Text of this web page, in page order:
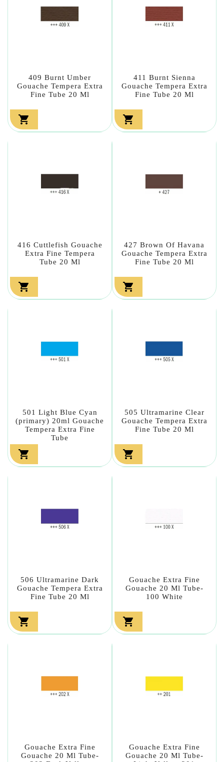
409 Burnt Umber
Gouache Tempera Extra
Fine Tube 20 Ml

411 Burnt Sienna
Gouache Tempera Extra
Fine Tube 20 Ml

416 Cuttlefish Gouache
Extra Fine Tempera
Tube 20 Ml

427 Brown Of Havana
Gouache Tempera Extra
Fine Tube 20 Ml

501 Light Blue Cyan
(primary) 20ml Gouache
Tempera Extra Fine
Tube

505 Ultramarine Clear
Gouache Tempera Extra
Fine Tube 20 Ml

506 Ultramarine Dark
Gouache Tempera Extra
Fine Tube 20 Ml

Gouache Extra Fine
Gouache 20 Ml Tube-
100 White

Gouache Extra Fine
Gouache 20 Ml Tube-
Gouache Extra Fine
Gouache 20 Ml Tube-